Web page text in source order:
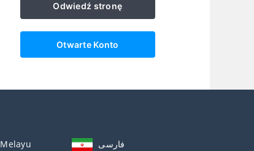
Odwiedź stronę
Otwarte Konto
Melayu فارسی